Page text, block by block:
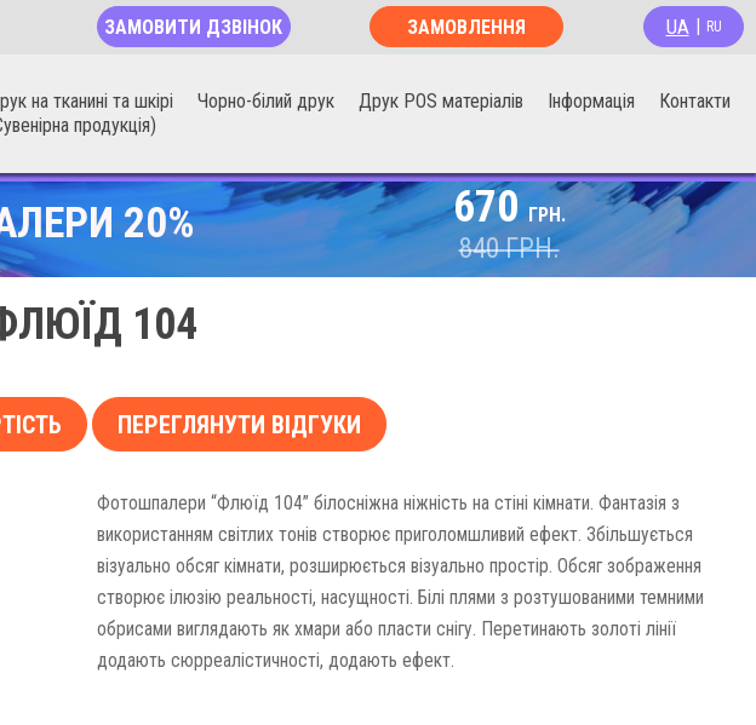
ЗАМОВИТИ ДЗВІНОК
ЗАМОВЛЕННЯ
UA RU
на тканині та шкірі
продукція)
Чорно-білий друк Друк POS матеріалів Інформація Контакти
20% 670ГРН.
840ГРН.
104
ПЕРЕГЛЯНУТИ ВІДГУКИ
Фотошпалери “Флюїд 104” білосніжна ніжність на стіні кімнати. Фантазія з
використанням світлих тонів створює приголомшливий ефект. Збільшується
візуально обсяг кімнати, розширюється візуально простір. Обсяг зображення
створює ілюзію реальності, насущності. Білі плями з розтушованими темними
обрисами виглядають як хмари або пласти снігу. Перетинають золоті лінії
додають сюрреалістичності, додають ефект.